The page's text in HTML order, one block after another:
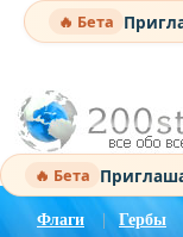
🔥 Бета
🔥 Бета
Флаги Гербы